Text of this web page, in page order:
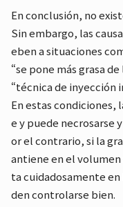
En conclusión, no
Sin embargo, las
eben a situaciones
“se pone más grasa
“técnica de inyección
En estas condiciones,
e y puede necrosarse
or el contrario, si la
antiene en el volumen
ta cuidadosamente
den controlarse bien.